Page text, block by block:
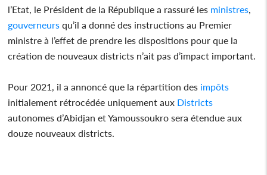
l’Etat, le Président de la République a rassuré les ministres,
gouverneurs qu’il a donné des instructions au Premier
ministre à l’effet de prendre les dispositions pour que la
création de nouveaux districts n’ait pas d’impact important.
Pour 2021, il a annoncé que la répartition des impôts
initialement rétrocédée uniquement aux Districts
autonomes d’Abidjan et Yamoussoukro sera étendue aux
douze nouveaux districts.